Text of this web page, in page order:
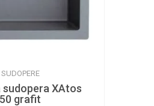
SUDOPERE
sudopera XAtos
50 grafit